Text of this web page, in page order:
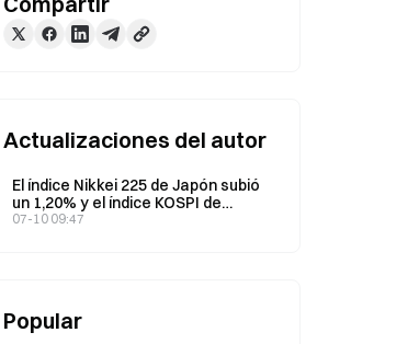
Actualizaciones del autor
El índice Nikkei 225 de Japón subió
un 1,20% y el índice KOSPI de
Corea del Sur subió un 2,52% el 10
07-10 09:47
Popular